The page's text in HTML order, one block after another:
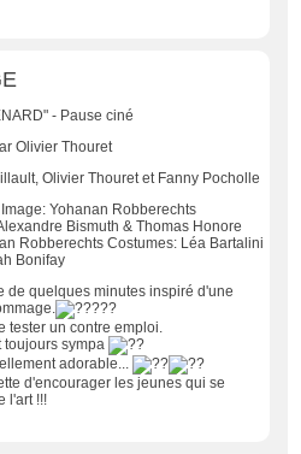
- Pause ciné
Olivier Thouret
Olivier Thouret et Fanny Pocholle
Yohanan Robberechts
Bismuth & Thomas Honore
Robberechts Costumes: Léa Bartalini
Bonifay
de quelques minutes inspiré d'une
tester un contre emploi.
toujours sympa
adorable...
d'encourager les jeunes qui se
l'art !!!